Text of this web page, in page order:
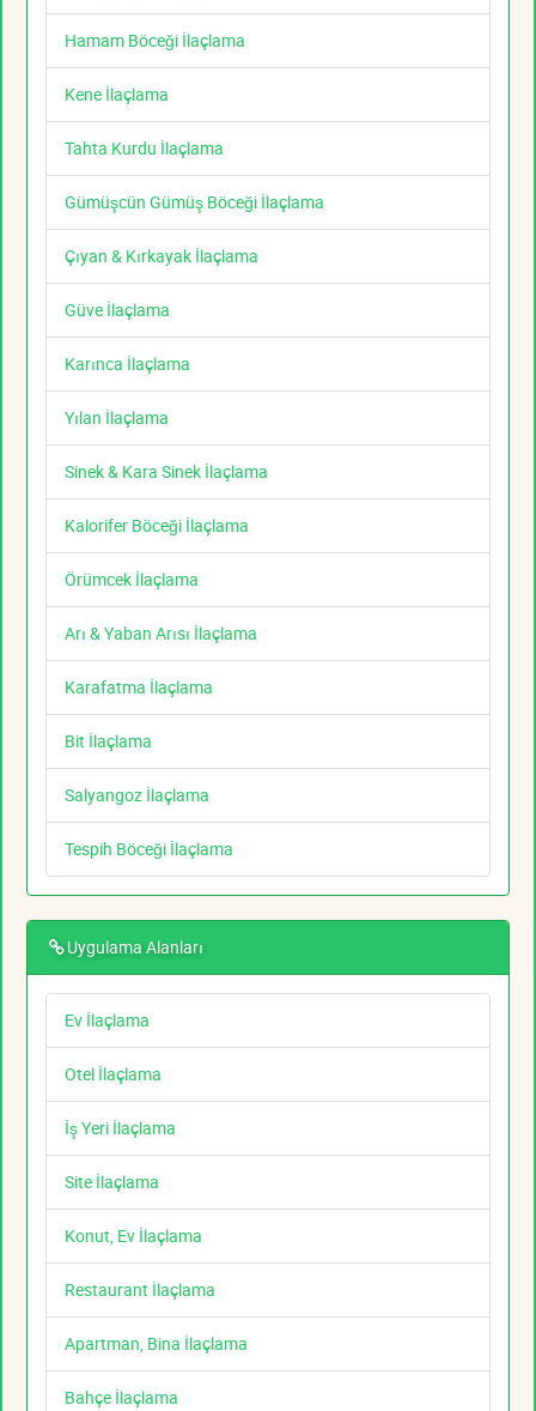
Hamam Böceği İlaçlama
Kene İlaçlama
Tahta Kurdu İlaçlama
Gümüşcün Gümüş Böceği İlaçlama
Çıyan & Kırkayak İlaçlama
Güve İlaçlama
Karınca İlaçlama
Yılan İlaçlama
Sinek & Kara Sinek İlaçlama
Kalorifer Böceği İlaçlama
Örümcek İlaçlama
Arı & Yaban Arısı İlaçlama
Karafatma İlaçlama
Bit İlaçlama
Salyangoz İlaçlama
Tespih Böceği İlaçlama
Uygulama Alanları
Ev İlaçlama
Otel İlaçlama
İş Yeri İlaçlama
Site İlaçlama
Konut, Ev İlaçlama
Restaurant İlaçlama
Apartman, Bina İlaçlama
Bahçe İlaçlama